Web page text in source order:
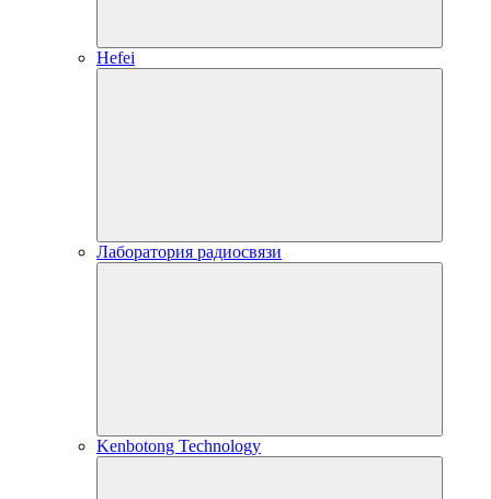
Hefei
Лаборатория радиосвязи
Kenbotong Technology